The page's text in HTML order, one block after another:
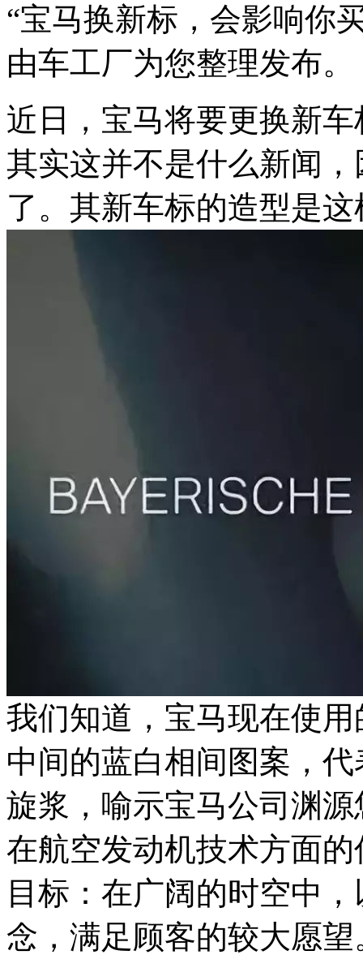
“宝马换新标，会影响你
由车工厂为您整理发布。
近日，宝马将要更换新
其实这并不是什么新闻
了。其新车标的造型是
我们知道，宝马现在使
中间的蓝白相间图案，
旋浆，喻示宝马公司渊
在航空发动机技术方面
目标：在广阔的时空中
念，满足顾客的较大愿